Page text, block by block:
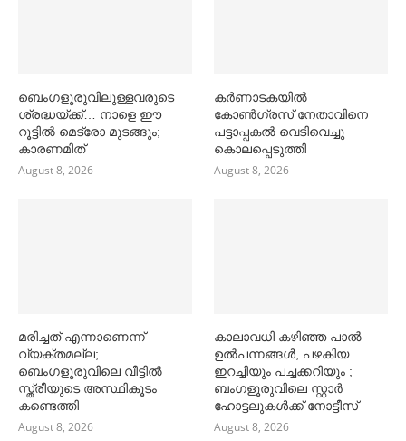
ബെംഗളൂരുവിലുള്ളവരുടെ
ശ്രദ്ധയ്ക്ക്… നാളെ ഈ
റൂട്ടില്‍ മെട്രോ മുടങ്ങും;
കാരണമിത്
August 8, 2026
കര്‍ണാടകയില്‍
കോണ്‍ഗ്രസ് നേതാവിനെ
പട്ടാപ്പകല്‍ വെടിവെച്ചു
കൊലപ്പെടുത്തി
August 8, 2026
മരിച്ചത് എന്നാണെന്ന്
വ്യക്തമല്ല;
ബെംഗളൂരുവിലെ വീട്ടില്‍
സ്ത്രീയുടെ അസ്ഥികൂടം
കണ്ടെത്തി
August 8, 2026
കാലാവധി കഴിഞ്ഞ പാല്‍
ഉല്‍പന്നങ്ങള്‍, പഴകിയ
ഇറച്ചിയും പച്ചക്കറിയും ;
ബംഗളൂരുവിലെ സ്റ്റാര്‍
ഹോട്ടലുകള്‍ക്ക് നോട്ടീസ്
August 8, 2026